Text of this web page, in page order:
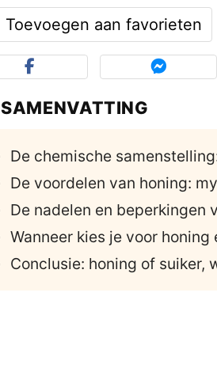
Toevoegen aan favorieten
SAMENVATTING
De chemische
De voordelen van honing:
De nadelen en beperkingen
Wanneer kies je voor
Conclusie: honing of suiker,